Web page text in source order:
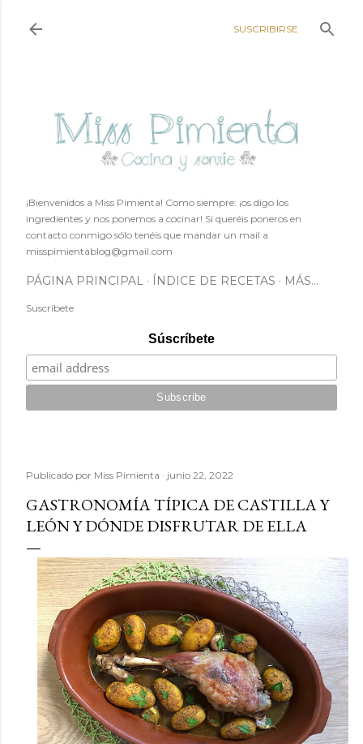
SUSCRIBIRSE
¡Bienvenidos a Miss Pimienta! Como siempre: ¡os digo los
ingredientes y nos ponemos a cocinar! Si queréis poneros en
contacto conmigo sólo tenéis que mandar un mail a
misspimientablog@gmail.com
PÁGINA PRINCIPAL ÍNDICE DE RECETAS MÁS…
Suscríbete
Súscríbete
Publicado por Miss Pimienta junio 22, 2022
GASTRONOMÍA TÍPICA DE CASTILLA Y
LEÓN Y DÓNDE DISFRUTAR DE ELLA